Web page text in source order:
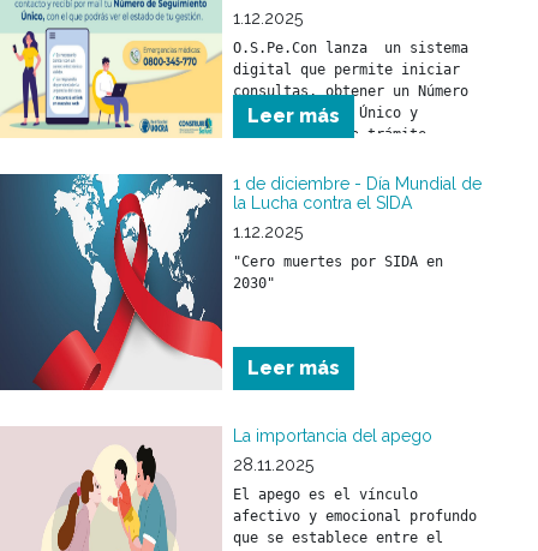
1.12.2025
O.S.Pe.Con lanza  un sistema
digital que permite iniciar
consultas, obtener un Número
de Seguimiento Único y
monitorear cada trámite
transparencia y mejor
atención para todos los
Leer más
1 de diciembre - Día Mundial de
la Lucha contra el SIDA
1.12.2025
"Cero muertes por SIDA en
2030"
Leer más
La importancia del apego
28.11.2025
El apego es el vínculo
afectivo y emocional profundo
que se establece entre el